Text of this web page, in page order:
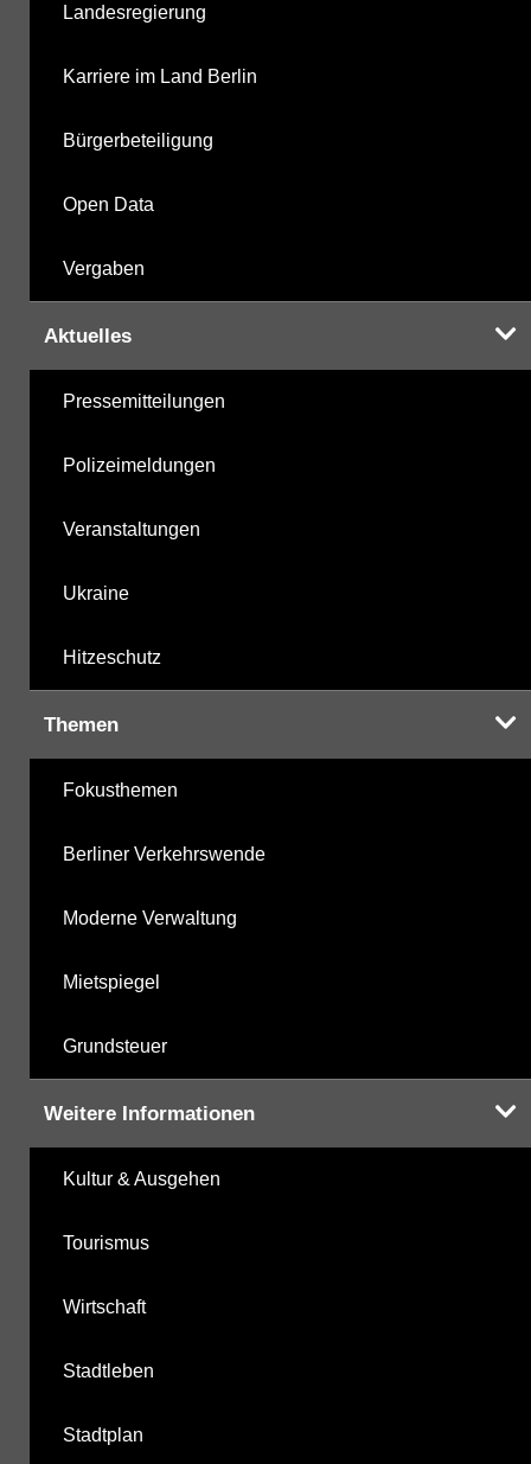
Landesregierung
Karriere im Land Berlin
Bürgerbeteiligung
Open Data
Vergaben
Aktuelles
Pressemitteilungen
Polizeimeldungen
Veranstaltungen
Ukraine
Hitzeschutz
Themen
Fokusthemen
Berliner Verkehrswende
Moderne Verwaltung
Mietspiegel
Grundsteuer
Weitere Informationen
Kultur & Ausgehen
Tourismus
Wirtschaft
Stadtleben
Stadtplan